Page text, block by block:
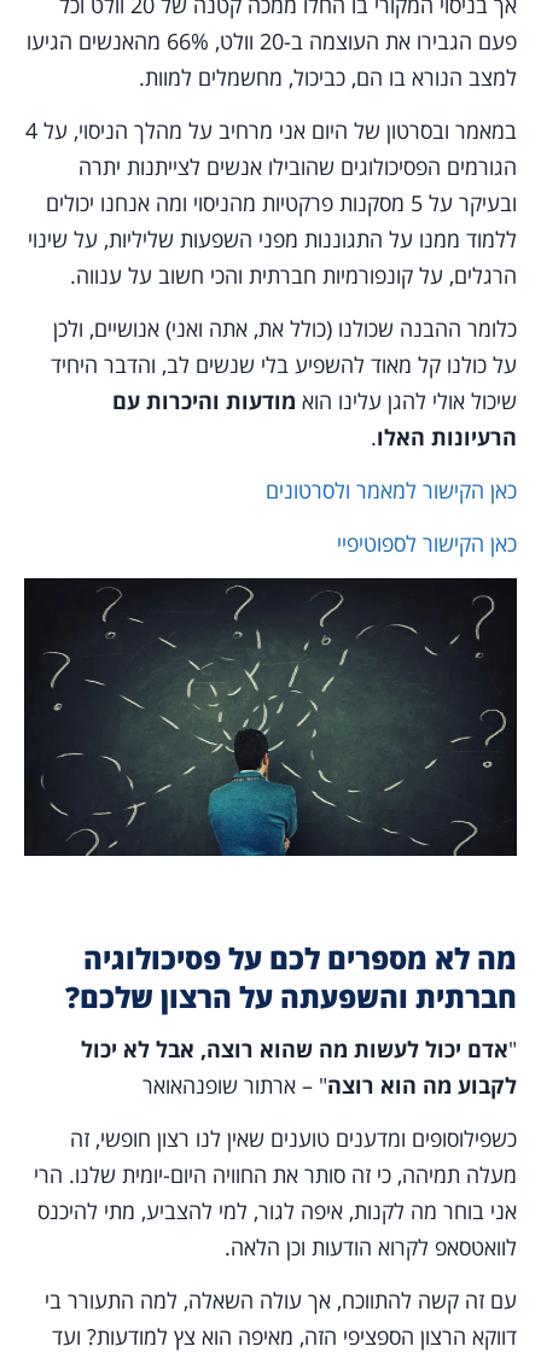
פעם הגבירו את העוצמה ב-20 וולט, 66% מהאנשים הגיעו
למצב הנורא בו הם, כביכול, מחשמלים למוות.
במאמר ובסרטון של היום אני מרחיב על מהלך הניסוי, על 4
הגורמים הפסיכולוגים שהובילו אנשים לצייתנות יתרה
ובעיקר על 5 מסקנות פרקטיות מהניסוי ומה אנחנו יכולים
ללמוד ממנו על התגוננות מפני השפעות שליליות, על שינוי
הרגלים, על קונפורמיות חברתית והכי חשוב על ענווה.
כלומר ההבנה שכולנו (כולל את, אתה ואני) אנושיים, ולכן
על כולנו קל מאוד להשפיע בלי שנשים לב, והדבר היחיד
שיכול אולי להגן עלינו הוא מודעות והיכרות עם
הרעיונות האלו.
כאן הקישור למאמר ולסרטונים
כאן הקישור לספוטיפיי
מה לא מספרים לכם על פסיכולוגיה
חברתית והשפעתה על הרצון שלכם?
"אדם יכול לעשות מה שהוא רוצה, אבל לא יכול
לקבוע מה הוא רוצה" – ארתור שופנהאואר
כשפילוסופים ומדענים טוענים שאין לנו רצון חופשי, זה
מעלה תמיהה, כי זה סותר את החוויה היום-יומית שלנו. הרי
אני בוחר מה לקנות, איפה לגור, למי להצביע, מתי להיכנס
לוואטסאפ לקרוא הודעות וכן הלאה.
עם זה קשה להתווכח, אך עולה השאלה, למה התעורר בי
דווקא הרצון הספציפי הזה, מאיפה הוא צץ למודעות? ועד